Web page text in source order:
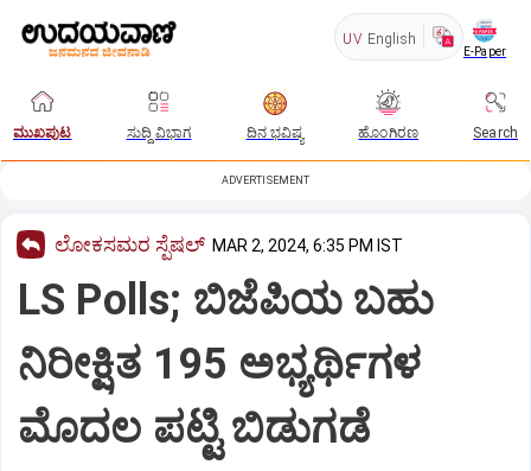
UV English
E-Paper
ಮುಖಪುಟ ಸುದ್ದಿ ವಿಭಾಗ ದಿನ ಭವಿಷ್ಯ ಹೊಂಗಿರಣ Search
ADVERTISEMENT
ಲೋಕಸಮರ ಸ್ಪೆಷಲ್‌ MAR 2, 2024, 6:35 PM IST
LS Polls; ಬಿಜೆಪಿಯ ಬಹು
ನಿರೀಕ್ಷಿತ 195 ಅಭ್ಯರ್ಥಿಗಳ
ಮೊದಲ ಪಟ್ಟಿ ಬಿಡುಗಡೆ